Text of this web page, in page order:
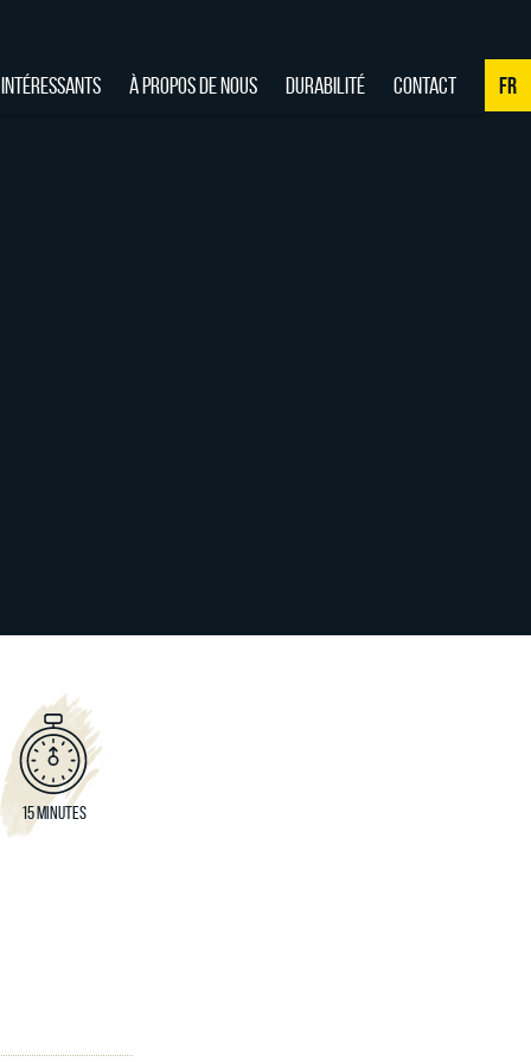
À PROPOS DE NOUS DURABILITÉ CONTACT FR
15 MINUTES